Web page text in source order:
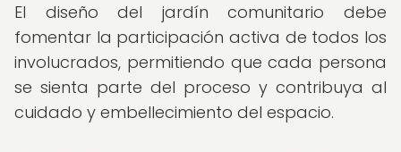
El diseño del jardín comunitario debe
fomentar la participación activa de todos los
involucrados, permitiendo que cada persona
se sienta parte del proceso y contribuya al
cuidado y embellecimiento del espacio.